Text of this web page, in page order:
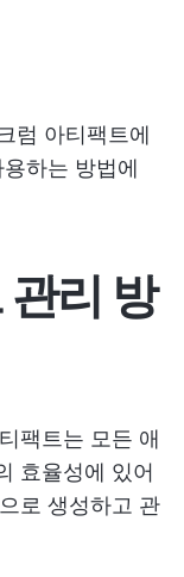
럼 아티팩트에
하는 방법에
리 방
팩트는 모든 애
효율성에 있어
로 생성하고 관